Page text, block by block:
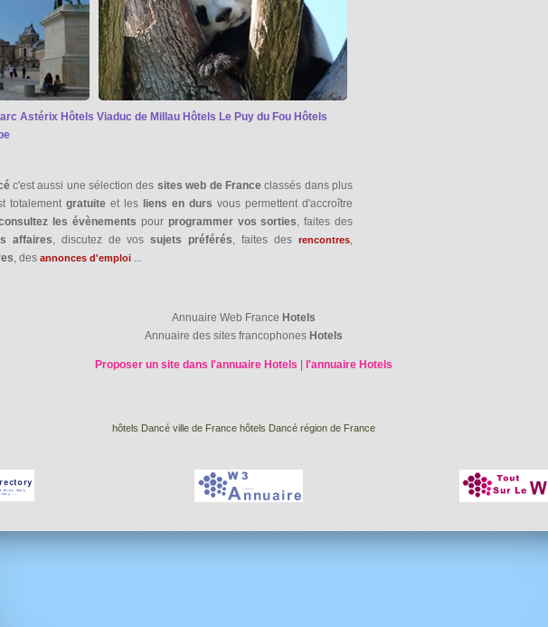
Astérix Hôtels Viaduc de Millau Hôtels Le Puy du Fou Hôtels
c'est aussi une sélection des sites web de Franceclassés dans plus
totalement gratuite et les liens en durs vous permettent d'accroître
les évènements pour programmer vos sorties, faites des
affaires, discutez de vossujets préférés, faites desrencontres,
, des annonces d'emploi ...
Annuaire Web France Hotels
Annuaire des sites francophones Hotels
Proposer un site dans l'annuaire Hotels l'annuaire Hotels
hôtels Dancé ville de France hôtels Dancé région de France